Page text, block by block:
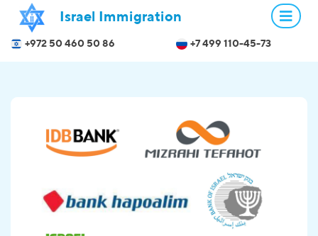
Israel Immigration
+972 50 460 50 86 +7 499 110-45-73